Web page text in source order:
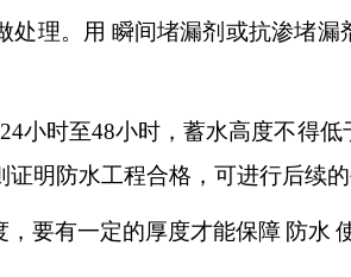
理。 用 瞬间堵漏剂或抗渗堵漏
24小时至48小时，蓄水高度不得
明防水工程合格，可进行后续
，要有一定的厚度才能保障 防水